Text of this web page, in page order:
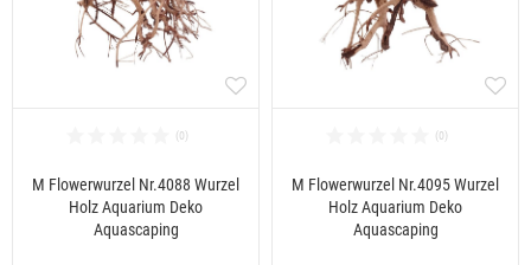
M Flowerwurzel Nr.4088 Wurzel
Holz Aquarium Deko
Aquascaping
M Flowerwurzel Nr.4095 Wurzel
Holz Aquarium Deko
Aquascaping